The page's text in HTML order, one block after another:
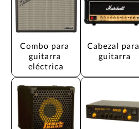
Combo para
guitarra
eléctrica
Cabezal para
guitarra